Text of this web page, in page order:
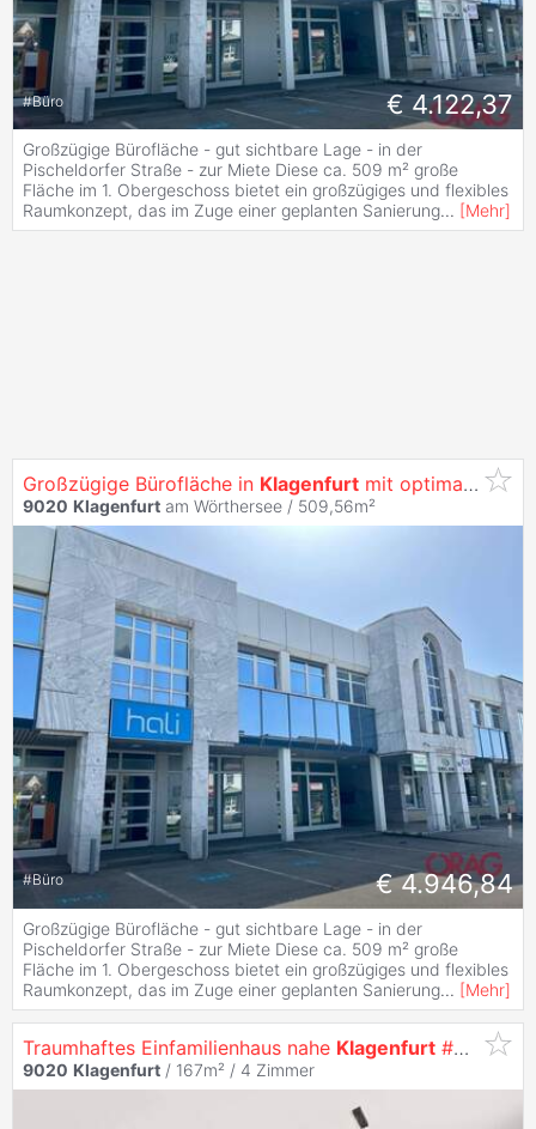
#Büro € 4.122,37
Großzügige Bürofläche - gut sichtbare Lage - in der
Pischeldorfer Straße - zur Miete Diese ca. 509 m² große
Fläche im 1. Obergeschoss bietet ein großzügiges und flexibles
Raumkonzept, das im Zuge einer geplanten Sanierung... [Mehr]
Großzügige Bürofläche in Klagenfurt mit optimaler Werbewirksamkeit -
9020 Klagenfurt am Wörthersee / 509,56m²
#Büro € 4.946,84
Großzügige Bürofläche - gut sichtbare Lage - in der
Pischeldorfer Straße - zur Miete Diese ca. 509 m² große
Fläche im 1. Obergeschoss bietet ein großzügiges und flexibles
Raumkonzept, das im Zuge einer geplanten Sanierung... [Mehr]
Traumhaftes Einfamilienhaus nahe Klagenfurt #modern #großzügig #panoramablick
9020 Klagenfurt / 167m² / 4 Zimmer